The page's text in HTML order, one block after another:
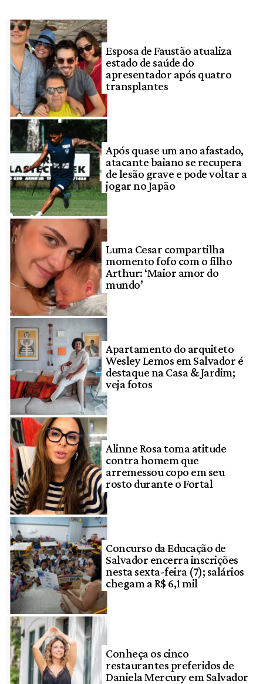
Esposa de Faustão atualiza
estado de saúde do
apresentador após quatro
transplantes
Após quase um ano afastado,
atacante baiano se recupera
de lesão grave e pode voltar a
jogar no Japão
Luma Cesar compartilha
momento fofo com o filho
Arthur: ‘Maior amor do
mundo’
Apartamento do arquiteto
Wesley Lemos em Salvador é
destaque na Casa & Jardim;
veja fotos
Alinne Rosa toma atitude
contra homem que
arremessou copo em seu
rosto durante o Fortal
Concurso da Educação de
Salvador encerra inscrições
nesta sexta-feira (7); salários
chegam a R$ 6,1 mil
Conheça os cinco
restaurantes preferidos de
Daniela Mercury em Salvador